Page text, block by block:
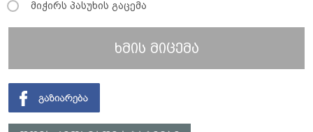
მიჭირს პასუხის გაცემა
ხმის მიცემა